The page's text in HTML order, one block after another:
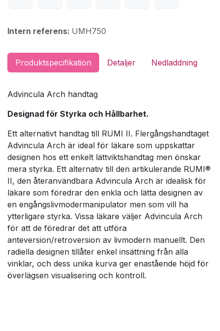
Intern referens: UMH750
Produktspecifikation Detaljer Nedladdning
Advincula Arch handtag
Designad för Styrka och Hållbarhet.
Ett alternativt handtag till RUMI II. Flergångshandtaget
Advincula Arch är ideal för läkare som uppskattar
designen hos ett enkelt lättviktshandtag men önskar
mera styrka. Ett alternativ till den artikulerande RUMI®
II, den återanvändbara Advincula Arch är idealisk för
läkare som föredrar den enkla och lätta designen av
en engångslivmodermanipulator men som vill ha
ytterligare styrka. Vissa läkare väljer Advincula Arch
för att de föredrar det att utföra
anteversion/retroversion av livmodern manuellt. Den
radiella designen tillåter enkel insättning från alla
vinklar, och dess unika kurva ger enastående höjd för
överlägsen visualisering och kontroll.